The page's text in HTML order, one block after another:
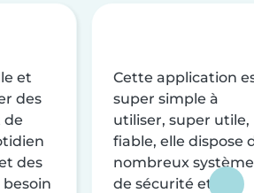
et
des
de
des
Cette application
super simple à
utiliser, super utile,
fiable, elle dispose
nombreux
de sécurité et de